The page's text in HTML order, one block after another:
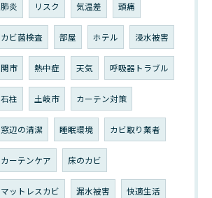
肺炎 リスク 気温差 頭痛
カビ菌検査 部屋 ホテル 浸水被害
関市 熱中症 天気 呼吸器トラブル
石柱 土岐市 カーテン対策
窓辺の清潔 睡眠環境 カビ取り業者
カーテンケア 床のカビ
マットレスカビ 漏水被害 快適生活